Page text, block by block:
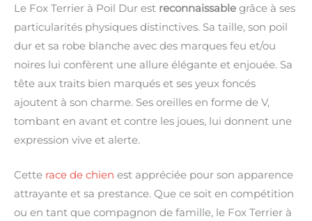
Le Fox Terrier à Poil Dur est reconnaissable grâce à ses
particularités physiques distinctives. Sa taille, son poil
dur et sa robe blanche avec des marques feu et/ou
noires lui confèrent une allure élégante et enjouée. Sa
tête aux traits bien marqués et ses yeux foncés
ajoutent à son charme. Ses oreilles en forme de V,
tombant en avant et contre les joues, lui donnent une
expression vive et alerte.
Cette race de chien est appréciée pour son apparence
attrayante et sa prestance. Que ce soit en compétition
ou en tant que compagnon de famille, le Fox Terrier à